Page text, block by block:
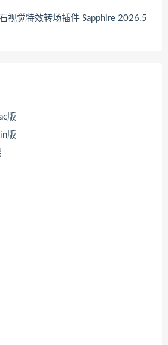
视觉特效转场插件 Sapphire 2026.5
版
版